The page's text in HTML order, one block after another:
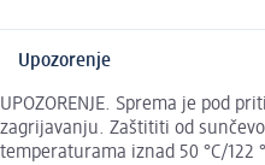
Upozorenje
UPOZORENJE. Sprema je pod
zagrijavanju. Zaštititi od
temperaturama iznad 50 °C/